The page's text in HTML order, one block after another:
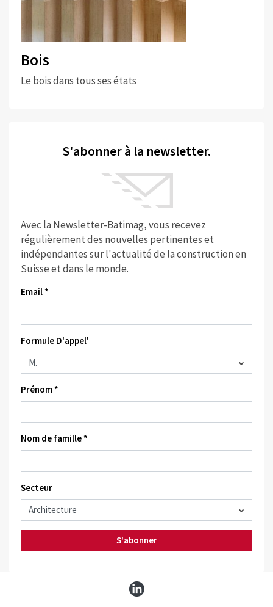
Bois
Le bois dans tous ses états
S'abonner à la newsletter.
Avec la Newsletter-Batimag, vous recevez
régulièrement des nouvelles pertinentes et
indépendantes sur l'actualité de la construction en
Suisse et dans le monde.
Email *
Formule D'appel'
Prénom *
Nom de famille *
Secteur
S'abonner